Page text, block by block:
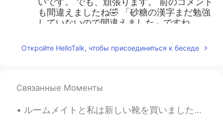
も間違えましたね🤣 「砂糖の漢字まだ勉強
していないので間違えました」ですね。
kanbara kenji 2020.08.29 11:38
ね。 日本で一番多いと言われる苗字は「鈴
木」「佐藤」なので、たくさんの「佐藤」
があります。🤣
Откройте HelloTalk, чтобы присоединиться к беседе
Связанные Моменты
ルームメイトと私は新しい靴を買いました~🧜‍♀️🌼 though I hate cardio :3 Since we can't go out, we will be wearing them ...